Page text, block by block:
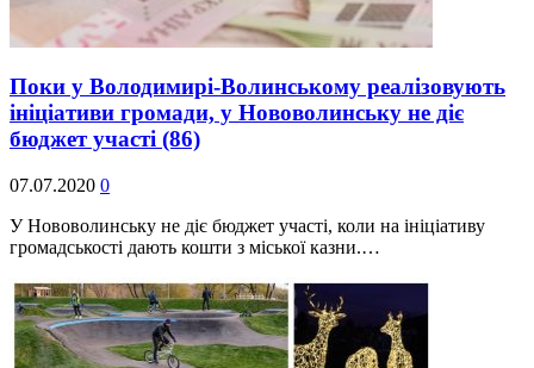
Поки у Володимирі-Волинському реалізовують
ініціативи громади, у Нововолинську не діє
бюджет участі (86)
07.07.2020 0
У Нововолинську не діє бюджет участі, коли на ініціативу
громадськості дають кошти з міської казни.…